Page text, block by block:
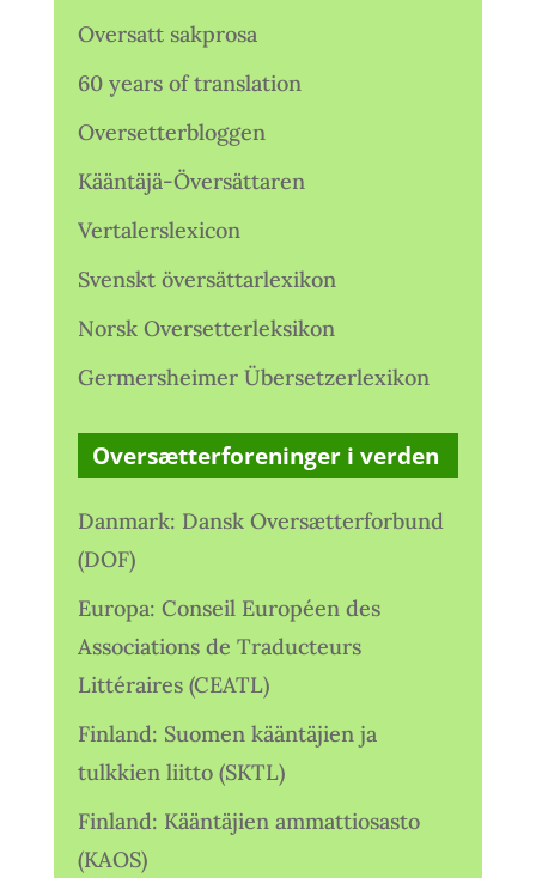
Oversatt sakprosa
60 years of translation
Oversetterbloggen
Kääntäjä-Översättaren
Vertalerslexicon
Svenskt översättarlexikon
Norsk Oversetterleksikon
Germersheimer Übersetzerlexikon
Oversætterforeninger i verden
Danmark: Dansk Oversætterforbund
(DOF)
Europa: Conseil Européen des
Associations de Traducteurs
Littéraires (CEATL)
Finland: Suomen kääntäjien ja
tulkkien liitto (SKTL)
Finland: Kääntäjien ammattiosasto
(KAOS)